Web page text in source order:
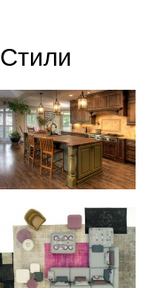
Стили